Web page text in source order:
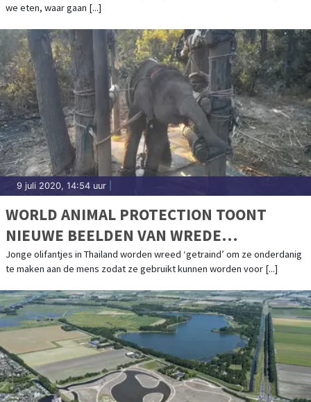
we eten, waar gaan [...]
9 juli 2020, 14:54 uur
WORLD ANIMAL PROTECTION TOONT
NIEUWE BEELDEN VAN WREDE
OLIFANTENTRAINING
Jonge olifantjes in Thailand worden wreed ‘getraind’ om ze onderdanig
te maken aan de mens zodat ze gebruikt kunnen worden voor [...]